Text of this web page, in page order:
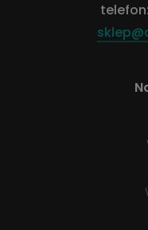
telefon: